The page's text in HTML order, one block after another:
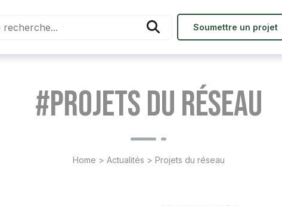
Soumettre un projet
#Projets du réseau
Home > Actualités > Projets du réseau